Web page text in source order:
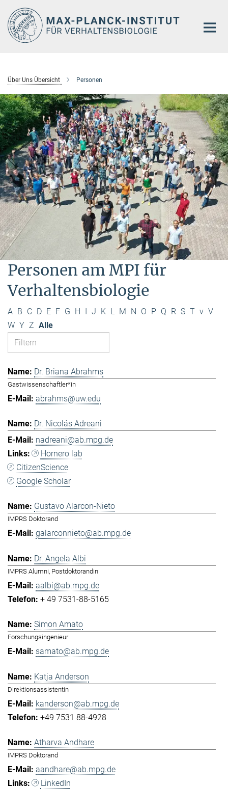
Hauptinhalt
Über Uns Übersicht Personen
Personen am MPI für
Verhaltensbiologie
A B C D E F G H J K L M N O P Q R S T v V
W Y Z Alle
Dr. Briana Abrahms
Gastwissenschaftler*in
abrahms@uw.edu
Dr. Nicolás Adreani
nadreani@ab.mpg.de
Hornero lab
CitizenScience
Google Scholar
Gustavo Alarcon-Nieto
IMPRS Doktorand
galarconnieto@ab.mpg.de
Dr. Angela Albi
IMPRS Alumni, Postdoktorandin
aalbi@ab.mpg.de
+ 49 7531-88-5165
Simon Amato
Forschungsingenieur
samato@ab.mpg.de
Katja Anderson
Direktionsassistentin
kanderson@ab.mpg.de
+49 7531 88-4928
Atharva Andhare
IMPRS Doktorand
aandhare@ab.mpg.de
LinkedIn